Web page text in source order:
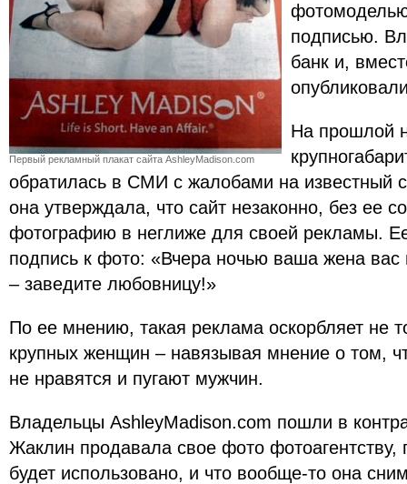
Первый рекламный плакат сайта AshleyMadison.com
подписью.
банк и,
На прошлой
обратилась в СМИ с жалобами на известный
она утверждала, что сайт незаконно, без ее
фотографию в неглиже для своей рекламы.
подпись к фото: «Вчера ночью ваша жена вас
– заведите любовницу!»
По ее мнению, такая реклама оскорбляет не
крупных женщин – навязывая мнение о том,
не нравятся и пугают мужчин.
Владельцы AshleyMadison.com пошли в
Жаклин продавала свое фото фотоагентству,
будет использовано, и что вообще-то она